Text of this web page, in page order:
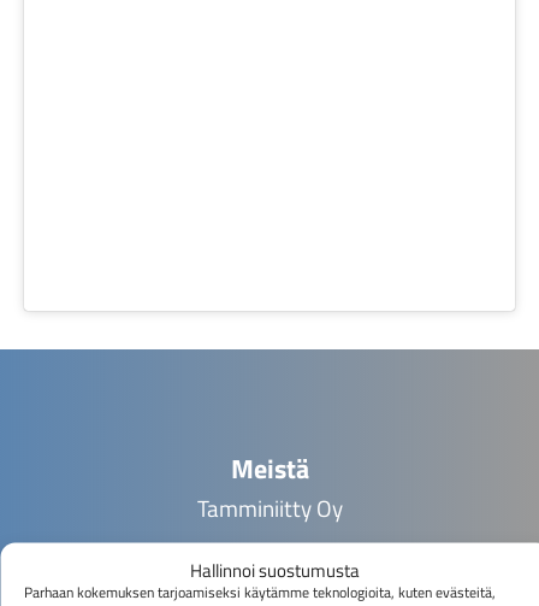
Hallinnoi suostumusta
Parhaan kokemuksen tarjoamiseksi käytämme teknologioita, kuten evästeitä,
Meistä
Tamminiitty Oy
Tamminiitty Oy on metalliteollisuuden